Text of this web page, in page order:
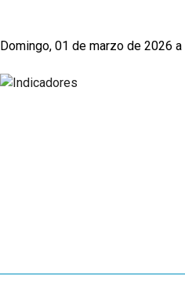
Domingo, 01 de marzo de 2026